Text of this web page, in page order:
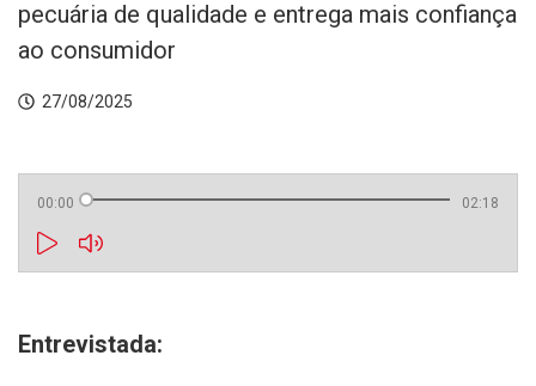
pecuária de qualidade e entrega mais confiança
ao consumidor
27/08/2025
00:00 02:18
Entrevistada: